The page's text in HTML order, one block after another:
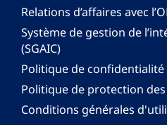
Relations d’affaires avec
Système de gestion de
(SGAIC)
Politique de confidentialité
Politique de protection
Conditions générales